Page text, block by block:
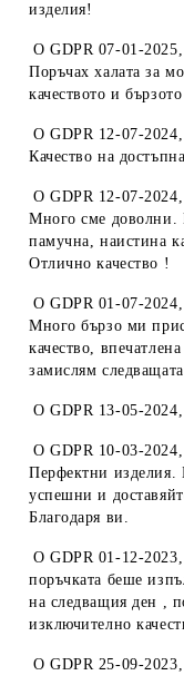
изделия!
OGDPR 07-01-2025,
Поръчах халата за
качеството и
OGDPR 12-07-2024,
Качество на
OGDPR 12-07-2024,
Много сме доволни.
памучна, наистина
Отлично качество !
OGDPR 01-07-2024,
Много бързо ми
качество,
замислям
OGDPR 13-05-2024,
OGDPR 10-03-2024,
Перфектни изделия.
успешни и
Благодаря ви.
OGDPR 01-12-2023,
поръчката беше
на следващия ден ,
изключително
OGDPR 25-09-2023,